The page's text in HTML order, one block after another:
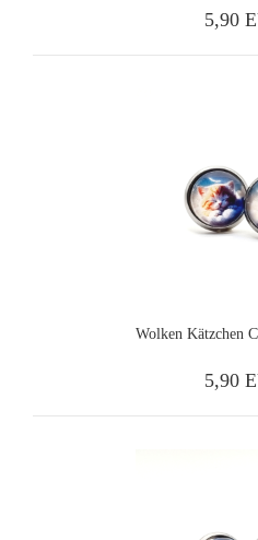
5,90
Wolken Kätzchen
5,90